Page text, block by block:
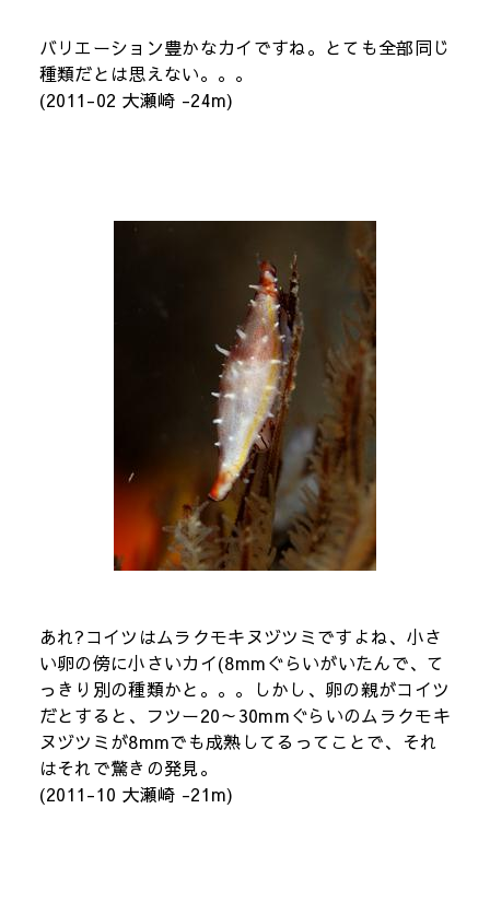
バリエーション豊かなカイですね。とても全部同じ
種類だとは思えない。。。
(2011-02 大瀬崎 -24m)
あれ?コイツはムラクモキヌヅツミですよね、小さ
い卵の傍に小さいカイ(8mmぐらいがいたんで、て
っきり別の種類かと。。。しかし、卵の親がコイツ
だとすると、フツー20～30mmぐらいのムラクモキ
ヌヅツミが8mmでも成熟してるってことで、それ
はそれで驚きの発見。
(2011-10 大瀬崎 -21m)